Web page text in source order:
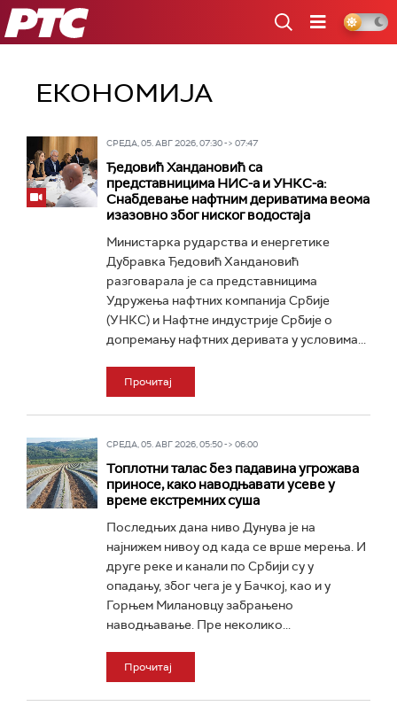
РТС
ЕКОНОМИЈА
СРЕДА, 05. АВГ 2026, 07:30 -> 07:47
Ђедовић Хандановић са
представницима НИС-а и УНКС-а:
Снабдевање нафтним дериватима веома
изазовно због ниског водостаја
Министарка рударства и енергетике
Дубравка Ђедовић Хандановић
разговарала је са представницима
Удружења нафтних компанија Србије
(УНКС) и Нафтне индустрије Србије о
допремању нафтних деривата у условима...
Прочитај
СРЕДА, 05. АВГ 2026, 05:50 -> 06:00
Топлотни талас без падавина угрожава
приносе, како наводњавати усеве у
време екстремних суша
Последњих дана ниво Дунува је на
најнижем нивоу од када се врше мерења. И
друге реке и канали по Србији су у
опадању, због чега је у Бачкој, као и у
Горњем Милановцу забрањено
наводњавање. Пре неколико...
Прочитај